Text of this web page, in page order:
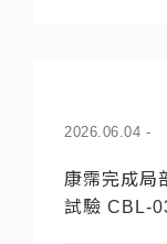
2026.06.04 -
康霈完成局
試驗 CBL-